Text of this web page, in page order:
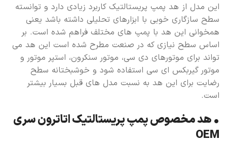
این مدل از هد پمپ پریستالتیک کاربرد زیادی دارد و توانسته
سطح سازگاری خوبی با ابزارهای تحلیلی داشته باشد یعنی
همخوانی این هد با پمپ های مختلف فراهم شده است. بر
اساس سطح نیازی که در صنعت مطرح شده است این هد می
تواند برای موتورهای دی سی، موتور سنکرون، استپر موتور و
موتور گیربکس ای سی استفاده شود و خوشبختانه سطح
رضایت برای این هد به نسبت مدل های قبل بسیار بیشتر
است.
• هد مخصوص پمپ پریستالتیک اتاترون سری
OEM